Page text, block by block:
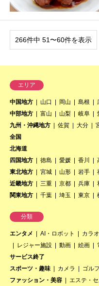
266件中 51〜60件を表示
エリア
中国地方 山口 岡山 島根
中部地方
富山 山梨 岐阜
九州・沖縄地方
佐賀 大分
全国
北海道
四国地方
徳島 愛媛 香川
東北地方
宮城 山形 岩手
近畿地方
三重 京都 兵庫
関東地方
千葉 埼玉 東京
分類
エンタメ AI・ロボット カラ
レジャー施設
動画 絵画
サービス終了
スポーツ・趣味
カメラ ゴルフ
ファッション・美容
エステ・